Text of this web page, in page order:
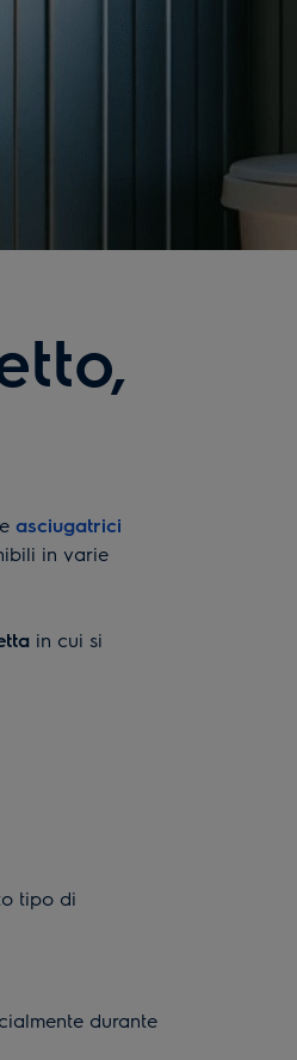
asciugatrici
in varie
in cui si
tipo di
durante